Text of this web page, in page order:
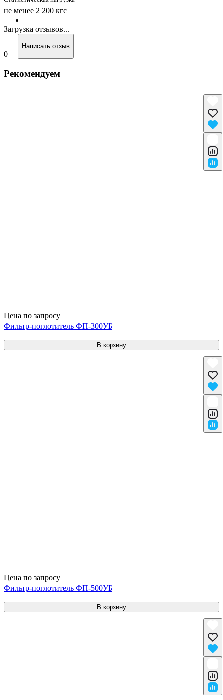
не менее 2 200 кгс
Загрузка отзывов...
0
Написать отзыв
Рекомендуем
Цена по запросу
Фильтр-поглотитель ФП-300УБ
В корзину
Цена по запросу
Фильтр-поглотитель ФП-500УБ
В корзину